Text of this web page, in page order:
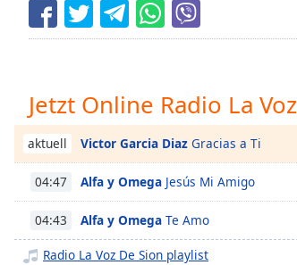
Chapters
Chapters
descriptions
off,
selected
Jetzt Online Radio La
aktuell Victor Garcia Diaz Gracias a Ti
04:47 Alfa y Omega Jesús Mi Amigo
04:43 Alfa y Omega Te Amo
Radio La Voz De Sion playlist